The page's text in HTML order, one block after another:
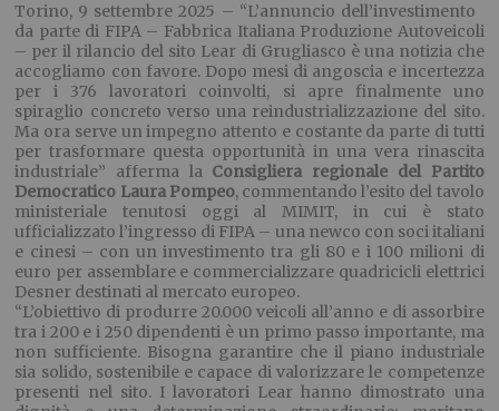
Torino, 9 settembre 2025 – “L’annuncio dell’investimento
da parte di FIPA – Fabbrica Italiana Produzione Autoveicoli
– per il rilancio del sito Lear di Grugliasco è una notizia che
accogliamo con favore. Dopo mesi di angoscia e incertezza
per i 376 lavoratori coinvolti, si apre finalmente uno
spiraglio concreto verso una reindustrializzazione del sito.
Ma ora serve un impegno attento e costante da parte di tutti
per trasformare questa opportunità in una vera rinascita
industriale” afferma laConsigliera regionale del Partito
Democratico Laura Pompeo, commentando l’esito del tavolo
ministeriale tenutosi oggi al MIMIT, in cui è stato
ufficializzato l’ingresso di FIPA – una newco con soci italiani
e cinesi – con un investimento tra gli 80 e i 100 milioni di
euro per assemblare e commercializzare quadricicli elettrici
Desner destinati al mercato europeo.
“L’obiettivo di produrre 20.000 veicoli all’anno e di assorbire
tra i 200 e i 250 dipendenti è un primo passo importante, ma
non sufficiente. Bisogna garantire che il piano industriale
sia solido, sostenibile e capace di valorizzare le competenze
presenti nel sito. I lavoratori Lear hanno dimostrato una